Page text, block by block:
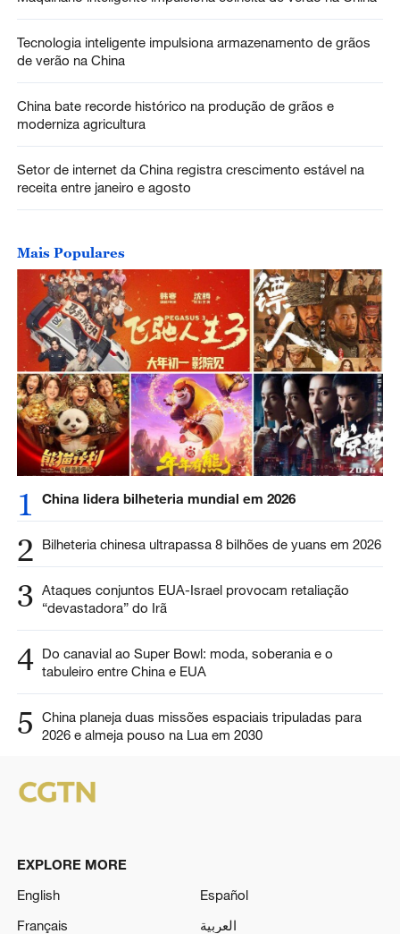
Tecnologia inteligente impulsiona armazenamento de grãos
de verão na China
China bate recorde histórico na produção de grãos e
moderniza agricultura
Setor de internet da China registra crescimento estável na
receita entre janeiro e agosto
Mais Populares
1 China lidera bilheteria mundial em 2026
2 Bilheteria chinesa ultrapassa 8 bilhões de yuans em 2026
3 Ataques conjuntos EUA-Israel provocam retaliação
“devastadora” do Irã
4 Do canavial ao Super Bowl: moda, soberania e o
tabuleiro entre China e EUA
5
China planeja duas missões espaciais tripuladas para
2026 e almeja pouso na Lua em 2030
EXPLORE MORE
English
Español
Français
العربية